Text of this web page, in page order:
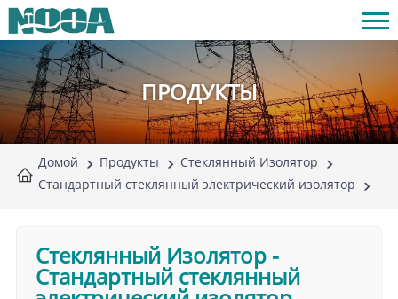
ПРОДУКТЫ
Домой Продукты
Стеклянный Изолятор
Стандартный стеклянный электрический изолятор
Стеклянный Изолятор-
Стандартный стеклянный